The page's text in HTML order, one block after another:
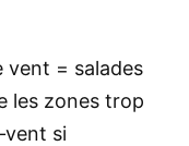
vent = salades
les zones trop
si